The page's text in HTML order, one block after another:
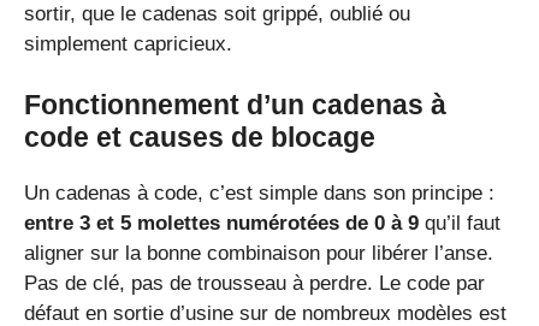
sortir, que le cadenas soit grippé, oublié ou
simplement capricieux.
Fonctionnement d’un cadenas à
code et causes de blocage
Un cadenas à code, c’est simple dans son principe :
entre 3 et 5 molettes numérotées de 0 à 9 qu’il faut
aligner sur la bonne combinaison pour libérer l’anse.
Pas de clé, pas de trousseau à perdre. Le code par
défaut en sortie d’usine sur de nombreux modèles est